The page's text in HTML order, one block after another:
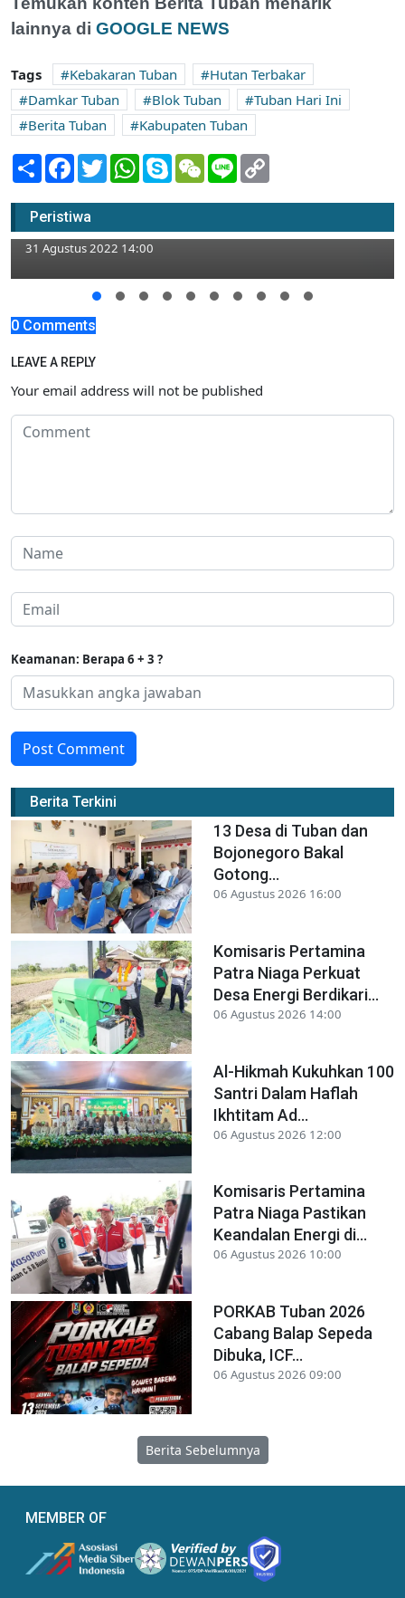
lainnya di GOOGLE NEWS
Tags Kebakaran Tuban
Hutan Terbakar
Damkar Tuban
Blok Tuban
Tuban Hari Ini
Berita Tuban
Kabupaten Tuban
Share Facebook
TwitterWhatsApp
SkypeWeChatLine
Peristiwa
Pawai Budaya Ratusan Pelajar SLTP-SLTA
Plumpang Tuban Tempuh Rute 3,5
Kilometer
31 Agustus 2022 14:00
0 Comments
LEAVE A REPLY
Your email address will not be published
Keamanan: Berapa 6 + 3 ?
Post Comment
Berita Terkini
13 Desa di Tuban dan
Bojonegoro Bakal
Gotong...
06 Agustus 2026 16:00
Komisaris Pertamina
Patra Niaga Perkuat
Desa Energi Berdikari...
06 Agustus 2026 14:00
Al-Hikmah Kukuhkan 100
Santri Dalam Haflah
Ikhtitam Ad...
06 Agustus 2026 12:00
Komisaris Pertamina
Patra Niaga Pastikan
Keandalan Energi di...
06 Agustus 2026 10:00
PORKAB Tuban 2026
Cabang Balap Sepeda
Dibuka, ICF...
06 Agustus 2026 09:00
Berita Sebelumnya
MEMBER OF